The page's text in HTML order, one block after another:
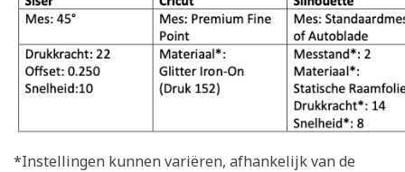
*Instellingen kunnen variëren, afhankelijk van de